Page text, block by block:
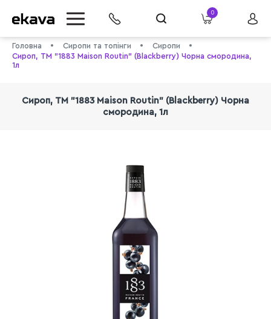
0
Головна Сиропи та топінги
Сиропи
Сироп, ТМ "1883 Maison Routin" (Blackberry) Чорна смородина,
1л
Сироп, ТМ "1883 Maison Routin" (Blackberry) Чорна
смородина, 1л